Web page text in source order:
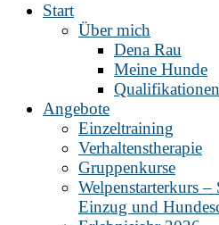
Start
Über mich
Dena Rau
Meine Hunde
Qualifikationen
Angebote
Einzeltraining
Verhaltenstherapie
Gruppenkurse
Welpenstarterkurs
Einzug und